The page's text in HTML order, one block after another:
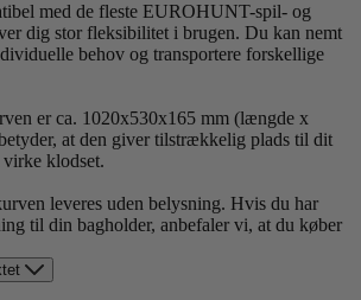
med de fleste EUROHUNT-spil- og
dig stor fleksibilitet i brugen. Du kan nemt
behov og transportere forskellige
er ca. 1020x530x165 mm (længde x
at den giver tilstrækkelig plads til dit
virke klodset.
leveres uden belysning. Hvis du har
til din bagholder, anbefaler vi, at du køber